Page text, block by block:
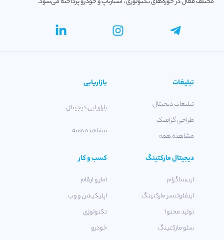
تبلیغات
تبلیغات دیجیتال
طراحی گرافیک
مشاهده همه
بازاریابی
بازاریابی دیجیتال
مشاهده همه
دیجیتال مارکتینگ
اینستاگرام
اینفلوئنسر مارکتینگ
تولید محتوا
سئو مارکتینگ
کسب و کار
آمار و ارقام
اپلیکیشن و وب
تکنولوژی
خودرو